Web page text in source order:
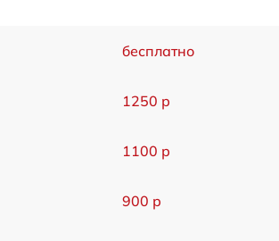
бесплатно
1250 р
1100 р
900 р